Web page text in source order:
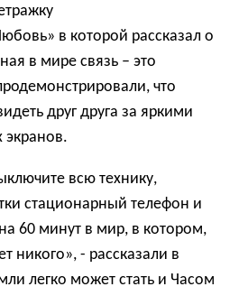
в которой рассказал о
в мире связь – это
что
друг друга за яркими
всю технику,
стационарный телефон и
60 минут в мир, в котором,
никого», - рассказали в
легко может стать и Часом